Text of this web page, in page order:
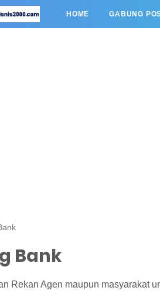
HOME GABUNG
Bank
Rekan Agen maupun masyarakat